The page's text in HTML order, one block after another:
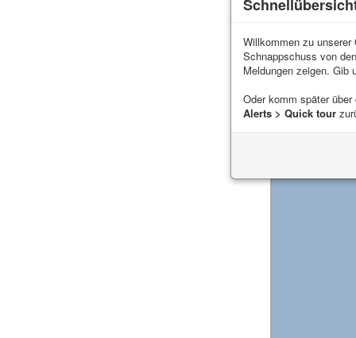
Willkommen zu
Schnappschuss von
Meldungen zeigen. Gib
Oder komm später über
Alerts > Quick tour